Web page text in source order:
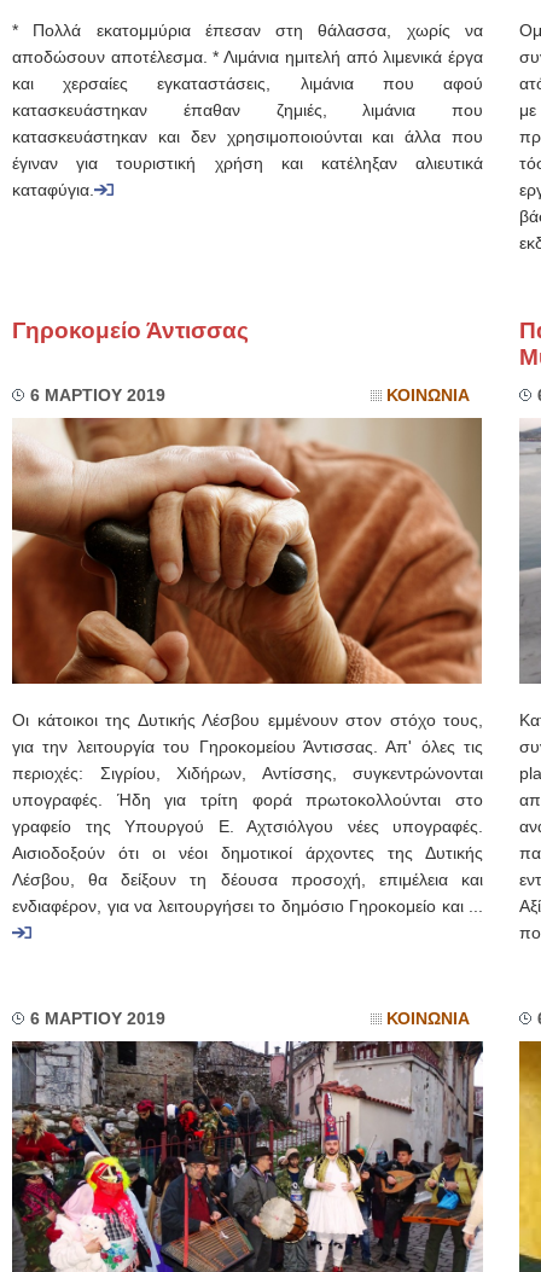
* Πολλά εκατομμύρια έπεσαν στη θάλασσα, χωρίς να
αποδώσουν αποτέλεσμα. * Λιμάνια ημιτελή από λιμενικά έργα
και χερσαίες εγκαταστάσεις, λιμάνια που αφού
κατασκευάστηκαν έπαθαν ζημιές, λιμάνια που
κατασκευάστηκαν και δεν χρησιμοποιούνται και άλλα που
έγιναν για τουριστική χρήση και κατέληξαν αλιευτικά
καταφύγια.
Γηροκομείο Άντισσας
6 ΜΑΡΤΙΟΥ 2019 ΚΟΙΝΩΝΙΑ
Οι κάτοικοι της Δυτικής Λέσβου εμμένουν στον στόχο τους,
για την λειτουργία του Γηροκομείου Άντισσας. Απ' όλες τις
περιοχές: Σιγρίου, Χιδήρων, Αντίσσης, συγκεντρώνονται
υπογραφές. Ήδη για τρίτη φορά πρωτοκολλούνται στο
γραφείο της Υπουργού Ε. Αχτσιόλγου νέες υπογραφές.
Αισιοδοξούν ότι οι νέοι δημοτικοί άρχοντες της Δυτικής
Λέσβου, θα δείξουν τη δέουσα προσοχή, επιμέλεια και
ενδιαφέρον, για να λειτουργήσει το δημόσιο Γηροκομείο και ...
6 ΜΑΡΤΙΟΥ 2019 ΚΟΙΝΩΝΙΑ